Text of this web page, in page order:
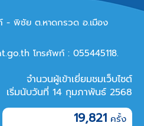
- พิชัย ต.หาดกรวด อ.เมือง
โทรศัพท์ : 055445118.
จำนวนผู้เข้าเยี่ยมชมเว็บไซต์
เริ่มนับวันที่ 14 กุมภาพันธ์ 2568
19,821